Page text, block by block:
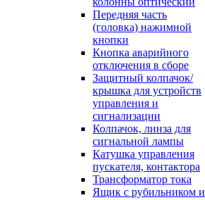
Передняя часть
(головка) нажимной
кнопки
Кнопка аварийного
отключения в сборе
Защитный колпачок/
крышка для устройств
управления и
сигнализации
Колпачок, линза для
сигнальной лампы
Катушка управления
пускателя, контактора
Трансформатор тока
Ящик с рубильником и